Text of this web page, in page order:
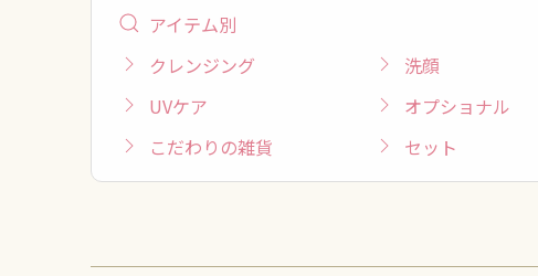
アイテム別
クレンジング
洗顔
UVケア
オプショナル
こだわりの雑貨
セット